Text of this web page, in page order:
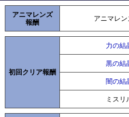
アニマレンズ
報酬
アニマレ
初回クリア報酬
力の結
黒の結
闇の結
ミスリ